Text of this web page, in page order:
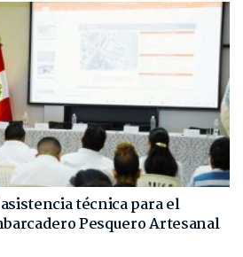
técnica para el
Pesquero Artesanal